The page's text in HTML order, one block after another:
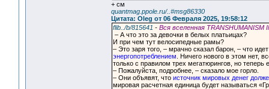
+ см
quantmag.ppole.ru/..#msg86330
Цитата: Oleg от 06 Февраля 2025, 19:58:12
flib../b/815641 - Вся вселенная TRANSHUMANISM
– А что это за девочки в белых платьицах?
И при чем тут велосипедные рамы?
– Это заря того, – мрачно сказал барон, – что
энергопотреблением . Ничего нового в этом нет,
только с правилом трех мегатюрингов, но теперь
– Пожалуйста, подробнее, – сказало мое горло.
– Они объявят, что источник мировых денег
мировая расчетная единица будет называться